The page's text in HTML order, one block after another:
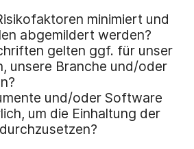
minimiert und
abgemildert werden?
gelten ggf. für unser
unsere Branche und/oder
und/oder Software
um die Einhaltung der